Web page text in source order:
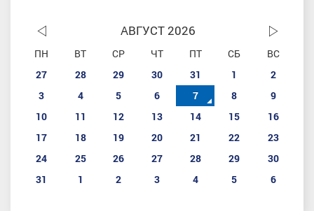
АВГУСТ 2026
ПН ВТ СР ЧТ ПТ СБ
ВС
27
28 29 30 31 1
2
3
4 5 6 7 8
9
10
11 12 13 14 15
16
17
18 19 20 21 22
23
24
25 26 27 28 29
30
31
1 2 3 4 5 6